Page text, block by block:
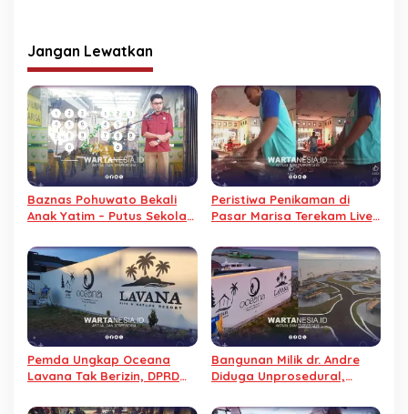
Jangan Lewatkan
Baznas Pohuwato Bekali
Anak Yatim – Putus Sekolah
Reparasi Handphone dan
Laptop
Peristiwa Penikaman di
Pasar Marisa Terekam Live
Pemda Ungkap Oceana
Lavana Tak Berizin, DPRD
Ditutup
Bangunan Milik dr. Andre
Diduga Unprosedural,
Evaluasi